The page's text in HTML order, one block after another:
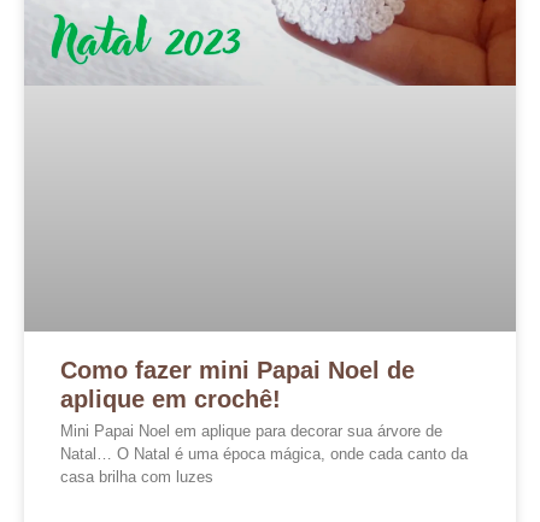
Como fazer mini Papai Noel de
aplique em crochê!
Mini Papai Noel em aplique para decorar sua árvore de
Natal… O Natal é uma época mágica, onde cada canto da
casa brilha com luzes